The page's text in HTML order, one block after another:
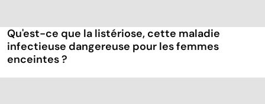
Qu'est-ce que la listériose, cette maladie
infectieuse dangereuse pour les femmes
enceintes ?